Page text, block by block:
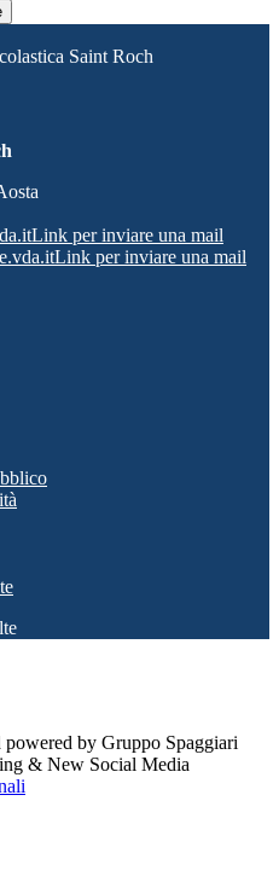
Saint Roch
Link per inviare una mail
Link per inviare una mail
by Gruppo Spaggiari
& New Social Media